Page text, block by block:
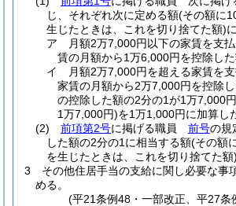
じ、それぞれ次に定める額(その額に
生じたときは、これを切り捨てた額)
ア
月額2万7,000円以下の家賃を支
賃の月額から1万6,000円を控除し
イ
月額2万7,000円を超える家賃を
家賃の月額から2万7,000円を控除
の控除した額の2分の1が1万7,000
1万7,000円)を1万1,000円に加算し
(2)
前項第2号に掲げる職員 前号の規
した額の2分の1に相当する額(その額
を生じたときは、これを切り捨てた額)
3
その他住居手当の支給に関し必要な事
める。
(平21条例48・一部改正、平27条